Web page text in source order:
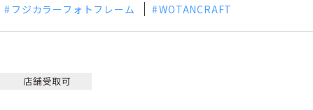
フジカラーフォトフレーム WOTANCRAFT